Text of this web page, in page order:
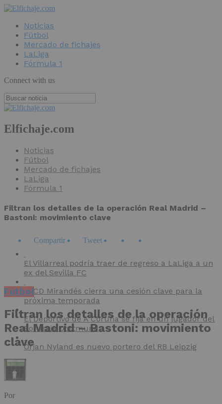
Noticias
Fútbol
Mercado de fichajes
LaLiga
Fórmula 1
Connect with us
Elfichaje.com
Noticias
Fútbol
Mercado de fichajes
LaLiga
Fórmula 1
Filtran los detalles de la operación Real Madrid –
Bastoni: movimiento clave
Compartir Tweet
El Villarreal podría traer de regreso a LaLiga a un
ex del Sevilla FC
El CD Mirandés cierra una cesión clave para la
próxima temporada
El Deportivo de A Coruña se fija en un jugador del
Borussia Dortmund
Orjan Nyland es nuevo portero del RB Leipzig
Fútbol
Filtran los detalles de la operación
Real Madrid – Bastoni: movimiento
clave
Por